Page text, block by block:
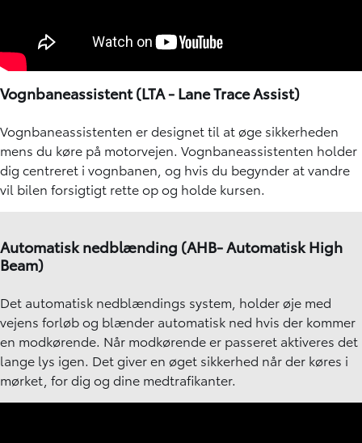
Vognbaneassistent (LTA - Lane Trace Assist)
Vognbaneassistenten er designet til at øge sikkerheden
mens du køre på motorvejen. Vognbaneassistenten holder
dig centreret i vognbanen, og hvis du begynder at vandre
vil bilen forsigtigt rette op og holde kursen.
Automatisk nedblænding (AHB- Automatisk High
Beam)
Det automatisk nedblændings system, holder øje med
vejens forløb og blænder automatisk ned hvis der kommer
en modkørende. Når modkørende er passeret aktiveres det
lange lys igen. Det giver en øget sikkerhed når der køres i
mørket, for dig og dine medtrafikanter.